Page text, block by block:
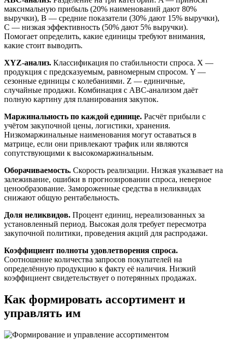
максимальную прибыль (20% наименований дают 80%
выручки), B — средние показатели (30% дают 15% выручки),
C — низкая эффективность (50% дают 5% выручки).
Помогает определить, какие единицы требуют внимания,
какие стоит выводить.
XYZ-анализ. Классификация по стабильности спроса. X —
продукция с предсказуемым, равномерным спросом. Y —
сезонные единицы с колебаниями. Z — единичные,
случайные продажи. Комбинация с ABC-анализом даёт
полную картину для планирования закупок.
Маржинальность по каждой единице. Расчёт прибыли с
учётом закупочной цены, логистики, хранения.
Низкомаржинальные наименования могут оставаться в
матрице, если они привлекают трафик или являются
сопутствующими к высокомаржинальным.
Оборачиваемость. Скорость реализации. Низкая указывает на
залеживание, ошибки в прогнозировании спроса, неверное
ценообразование. Замороженные средства в неликвидах
снижают общую рентабельность.
Доля неликвидов. Процент единиц, нереализованных за
установленный период. Высокая доля требует пересмотра
закупочной политики, проведения акций для распродажи.
Коэффициент полноты удовлетворения спроса.
Соотношение количества запросов покупателей на
определённую продукцию к факту её наличия. Низкий
коэффициент свидетельствует о потерянных продажах.
Как формировать ассортимент и
управлять им